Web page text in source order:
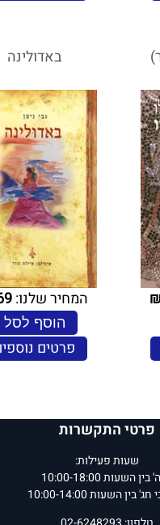
באדולינה
המחיר שלנו:
הוסף לסל
פרטים
פרטי התקשרות
שעות פעילות:
השעות 10:00-18:00
בין השעות 10:00-14:00